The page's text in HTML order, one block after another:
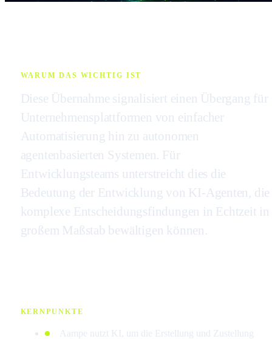
WARUM DAS WICHTIG IST
Diese Übernahme signalisiert einen Übergang für
Unternehmensplattformen von einfacher
Automatisierung hin zu autonomen
agentenbasierten Systemen. Für
Entwicklungsteams unterstreicht dies die
Bedeutung der Entwicklung von KI-Agenten, die
komplexe Entscheidungsfindungen in Echtzeit in
großem Maßstab bewältigen können.
KERNPUNKTE
Aampe nutzt KI, um die Erstellung und Zustellung